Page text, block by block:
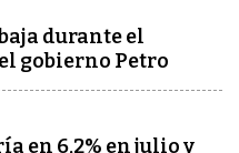
durante el
gobierno Petro
en 6,2% en julio y